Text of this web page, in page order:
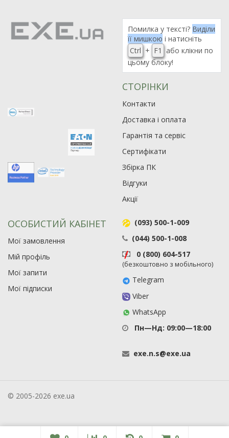
Помилка у тексті? Виділи
її мишкою і натисніть
Ctrl + F1
або клікни по
цьому блоку!
СТОРІНКИ
Контакти
Доставка і оплата
Гарантія та сервіс
Сертифікати
Збірка ПК
Відгуки
Акції
ОСОБИСТИЙ КАБІНЕТ
Мої замовлення
Мій профіль
Мої запити
Мої підписки
(093) 500-1-009
(044) 500-1-008
0 (800) 604-517
(безкоштовно з мобільного)
Telegram
Viber
WhatsApp
Пн—Нд: 09:00—18:00
exe.n.s@exe.ua
© 2005-2026 exe.ua